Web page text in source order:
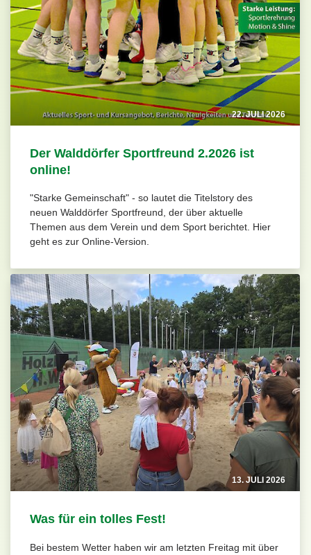
22. JULI 2026
Der Walddörfer Sportfreund 2.2026 ist
online!
"Starke Gemeinschaft" - so lautet die Titelstory des
neuen Walddörfer Sportfreund, der über aktuelle
Themen aus dem Verein und dem Sport berichtet. Hier
geht es zur Online-Version.
13. JULI 2026
Was für ein tolles Fest!
Bei bestem Wetter haben wir am letzten Freitag mit über